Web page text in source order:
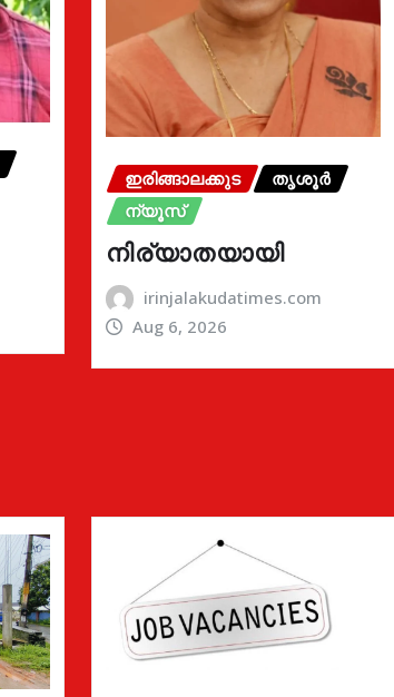
ഇരിങ്ങാലക്കുട
തൃശൂർ
ന്യൂസ്
നിര്യാതയായി
irinjalakudatimes.com
Aug 6, 2026